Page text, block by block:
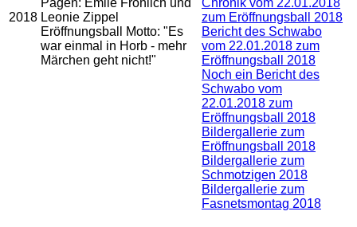
2018 Leonie Zippel
Eröffnungsball Motto: "Es
war einmal in Horb - mehr
Märchen geht nicht!"
zum Eröffnungsball 2018
Bericht des Schwabo
vom 22.01.2018 zum
Eröffnungsball 2018
Noch ein Bericht des
Schwabo vom
22.01.2018 zum
Eröffnungsball 2018
Bildergallerie zum
Eröffnungsball 2018
Bildergallerie zum
Schmotzigen 2018
Bildergallerie zum
Fasnetsmontag 2018